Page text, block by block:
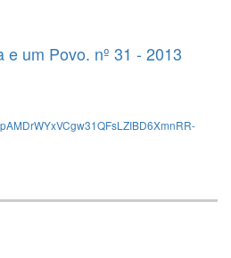
e um Povo. nº 31 - 2013